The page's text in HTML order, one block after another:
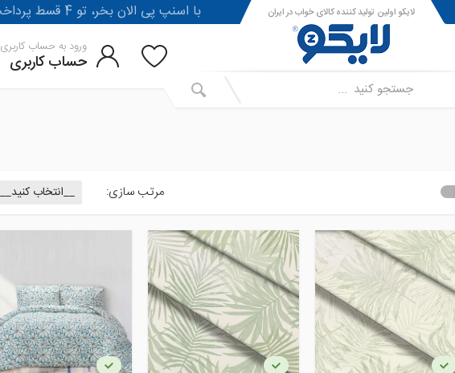
!با اسنپ پی الان بخر، تو 4 قسط پرداخت کن لایکو اولین تولید کننده کالای خواب در ایران
ورود به حساب کاربری
حساب کاربری
مرتب سازی: